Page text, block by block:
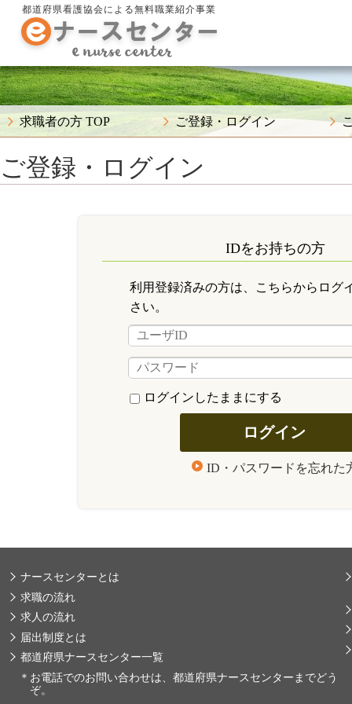
都道府県看護協会による無料職業紹介事業
求職者の方 TOP ご登録・ログイン
ご登録・ログイン
IDをお持ちの方
利用登録済みの方は、こちらからログ
さい。
ログインしたままにする
ID・パスワードを忘れた
ナースセンターとは
求職の流れ
求人の流れ
届出制度とは
都道府県ナースセンター一覧
＊ お電話でのお問い合わせは、都道府県ナースセンターまでどう
ぞ。